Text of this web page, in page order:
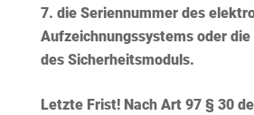
die Seriennummer des
Aufzeichnungssystems oder
des Sicherheitsmoduls.
Letzte Frist!Nach Art 97 § 30